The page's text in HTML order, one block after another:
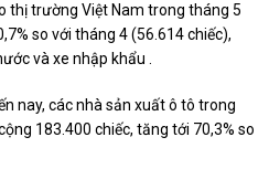
thị trường Việt Nam trong tháng 5
so với tháng 4 (56.614 chiếc),
và xe nhập khẩu .
nay, các nhà sản xuất ô tô trong
183.400 chiếc, tăng tới 70,3% so